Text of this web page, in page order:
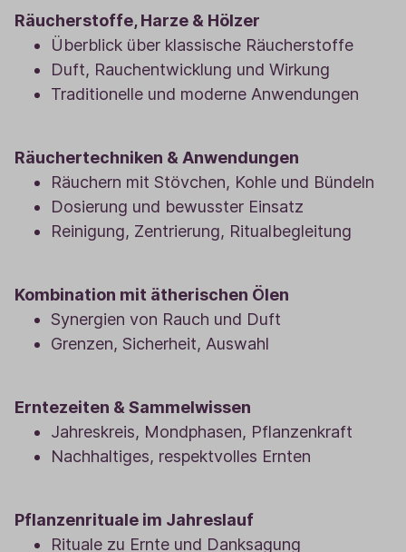
Räucherstoffe, Harze & Hölzer
Überblick über klassische Räucherstoffe
Duft, Rauchentwicklung und Wirkung
Traditionelle und moderne Anwendungen
Räuchertechniken & Anwendungen
Räuchern mit Stövchen, Kohle und Bündeln
Dosierung und bewusster Einsatz
Reinigung, Zentrierung, Ritualbegleitung
Kombination mit ätherischen Ölen
Synergien von Rauch und Duft
Grenzen, Sicherheit, Auswahl
Erntezeiten & Sammelwissen
Jahreskreis, Mondphasen, Pflanzenkraft
Nachhaltiges, respektvolles Ernten
Pflanzenrituale im Jahreslauf
Rituale zu Ernte und Danksagung